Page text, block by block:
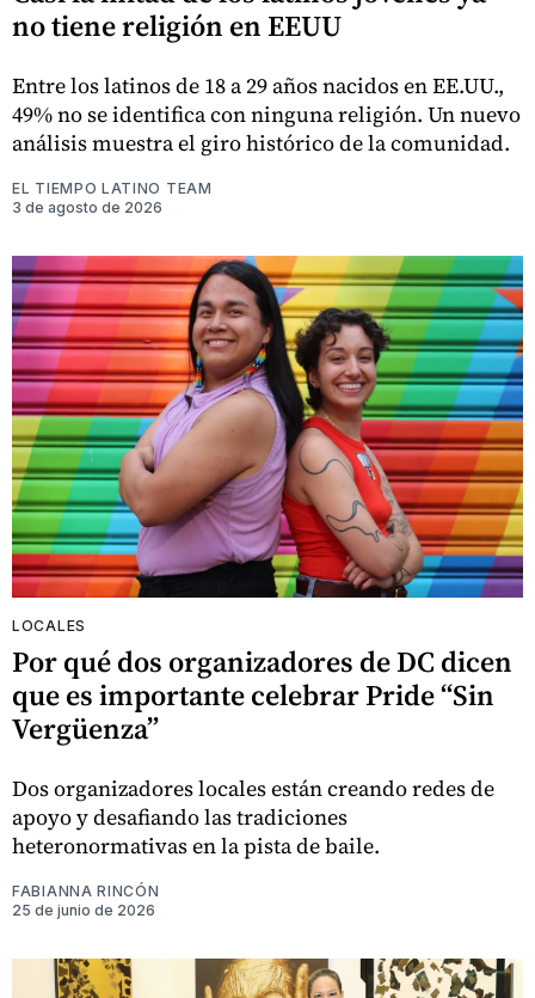
no tiene religión en EEUU
Entre los latinos de 18 a 29 años nacidos en EE.UU.,
49% no se identifica con ninguna religión. Un nuevo
análisis muestra el giro histórico de la comunidad.
EL TIEMPO LATINO TEAM
3 de agosto de 2026
LOCALES
Por qué dos organizadores de DC dicen
que es importante celebrar Pride “Sin
Vergüenza”
Dos organizadores locales están creando redes de
apoyo y desafiando las tradiciones
heteronormativas en la pista de baile.
FABIANNA RINCÓN
25 de junio de 2026